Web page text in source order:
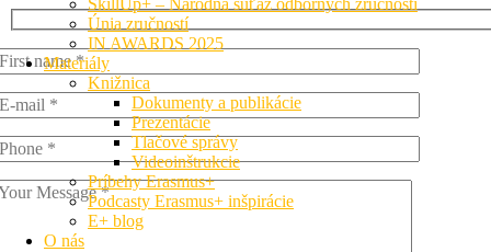
SkillUp+ – Národná súťaž odborných zručností
Únia zručností
IN AWARDS 2025
Materiály
Knižnica
Dokumenty a publikácie
Prezentácie
Tlačové správy
Videoinštrukcie
Príbehy Erasmus+
Podcasty Erasmus+ inšpirácie
E+ blog
O nás